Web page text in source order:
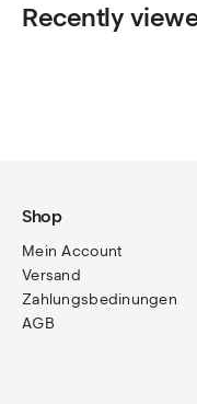
Recently
Shop
Mein Account
Versand
Zahlungsbedinungen
AGB